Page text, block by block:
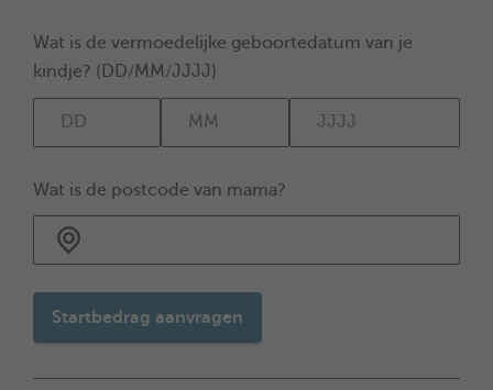
Wat is de vermoedelijke geboortedatum van je
kindje? (DD/MM/JJJJ)
Wat is de postcode van mama?
Startbedrag aanvragen